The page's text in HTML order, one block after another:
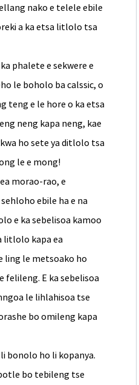
nako e telele ebile
a ka etsa litlolo tsa
phalete e sekwere e
le boholo ba calssic, o
teng e le hore o ka etsa
neng kapa neng, kae
ho sete ya ditlolo tsa
le e mong!
morao-rao, e
ebile ha e na
e ka sebelisoa kamoo
litlolo kapa ea
ling le metsoako ho
felileng. E ka sebelisoa
le lihlahisoa tse
bo omileng kapa
bonolo ho li kopanya.
bo tebileng tse